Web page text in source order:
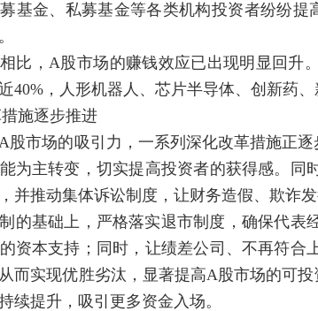
基金、私募基金等各类机构投资者纷纷
，A股市场的赚钱效应已出现明显回升
40%，人形机器人、芯片半导体、创新药
施逐步推进
市场的吸引力，一系列深化改革措施正逐
为主转变，切实提高投资者的获得感。同
并推动集体诉讼制度，让财务造假、欺诈
基础上，严格落实退市制度，确保代表
资本支持；同时，让绩差公司、不再符合
而实现优胜劣汰，显著提高A股市场的可
续提升，吸引更多资金入场。